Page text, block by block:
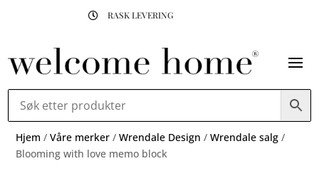
 RASK LEVERING
Hjem /Våre merker /Wrendale Design /Wrendale salg /
Blooming with love memo block